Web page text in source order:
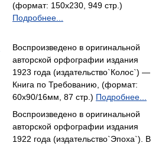
(формат: 150x230, 949 стр.)
Подробнее...
Воспроизведено в оригинальной
авторской орфографии издания
1923 года (издательство`Колос`) —
Книга по Требованию, (формат:
60x90/16мм, 87 стр.) Подробнее...
Воспроизведено в оригинальной
авторской орфографии издания
1922 года (издательство`Эпоха`). В